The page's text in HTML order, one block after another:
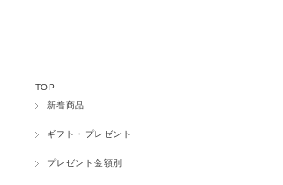
TOP
新着商品
ギフト・プレゼント
プレゼント金額別